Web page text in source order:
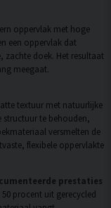
oppervlak met hoge
een oppervlak dat
doek. Het resultaat
meegaat.
textuur met natuurlijke
structuur te behouden,
versmelten de
flexibele oppervlakte
prestaties
procent uit gerecycled